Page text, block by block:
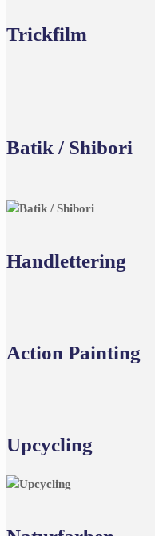
Trickfilm
Batik / Shibori
Handlettering
Action Painting
Upcycling